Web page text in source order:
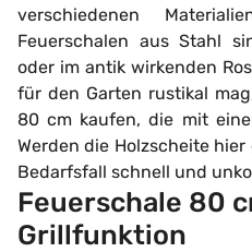
verschiedenen
Feuerschalen aus Stahl
oder im antik wirkenden
für den Garten rustikal
80 cm kaufen, die mit
Werden die Holzscheite
Bedarfsfall schnell und
Feuerschale 80
Grillfunktion